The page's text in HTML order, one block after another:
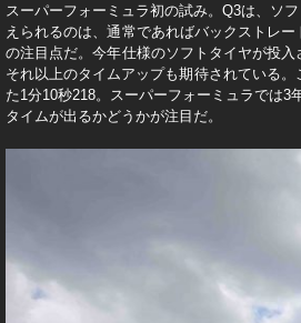
スーパーフォーミュラ初の試み。Q3は、ソ
えられるのは、通常であればバックストレ
の注目点だ。今年仕様のソフトタイヤが投
それ以上のタイムアップも期待されている
た1分10秒218。スーパーフォーミュラでは
タイムが出るかどうかが注目だ。